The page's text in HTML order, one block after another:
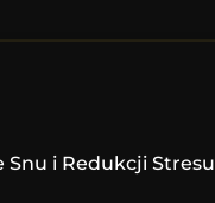
Snu i Redukcji Stresu